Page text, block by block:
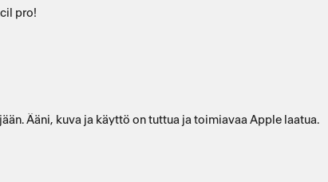
pro!
Ääni, kuva ja käyttö on tuttua ja toimiavaa Apple laatua.